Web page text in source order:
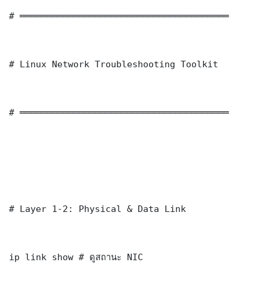
# ═══════════════════════════════════════
# Linux Network Troubleshooting Toolkit
# ═══════════════════════════════════════
# Layer 1-2: Physical & Data Link
ip link show # ดูสถานะ NIC